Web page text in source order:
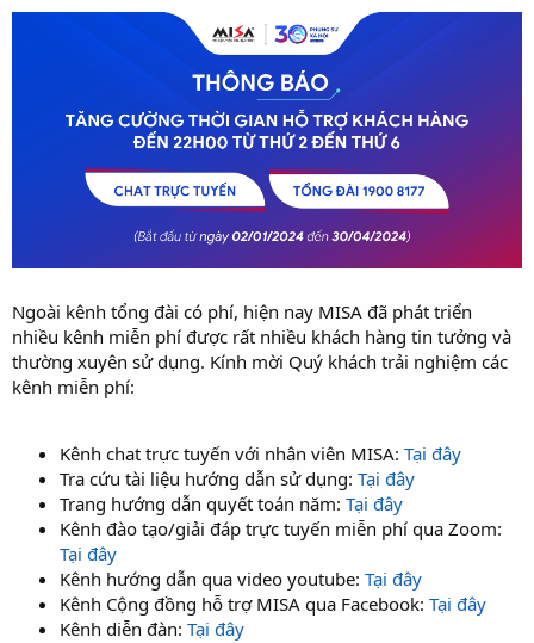
Ngoài kênh tổng đài có phí, hiện nay MISA đã phát triển
nhiều kênh miễn phí được rất nhiều khách hàng tin tưởng và
thường xuyên sử dụng. Kính mời Quý khách trải nghiệm các
kênh miễn phí:
Kênh chat trực tuyến với nhân viên MISA: Tại đây
Tra cứu tài liệu hướng dẫn sử dụng: Tại đây
Trang hướng dẫn quyết toán năm: Tại đây
Kênh đào tạo/giải đáp trực tuyến miễn phí qua Zoom:
Tại đây
Kênh hướng dẫn qua video youtube: Tại đây
Kênh Cộng đồng hỗ trợ MISA qua Facebook: Tại đây
Kênh diễn đàn: Tại đây